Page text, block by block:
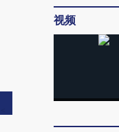
视频